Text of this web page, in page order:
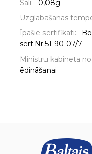
Sāli:
0,08g
Uzglabāšanas
Īpašie sertifikāti:
sert.Nr.51-90-07/7
Ministru kabineta
ēdināšanai